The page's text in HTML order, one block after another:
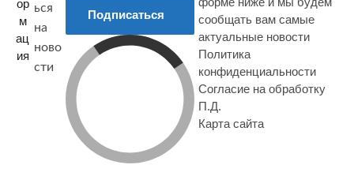
ор
м
ац
ия
ься
на
ново
сти
Подписаться
сообщать вам самые
актуальные новости
Политика
конфиденциальности
Согласие на обработку
П.Д.
Карта сайта